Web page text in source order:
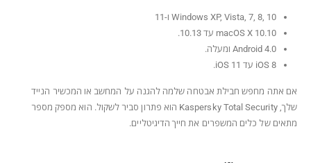
Windows XP, Vista, 7, 8, 10 ו-11
macOS X 10.10 עד 10.13.
Android 4.0 ומעלה.
iOS 8 עד iOS 11.
אם אתה מחפש חבילת אבטחה שלמה להגנה על המחשב או המכשיר הנייד
שלך, Kaspersky Total Security הוא פתרון סביר לשקול. הוא מספק מספר
מתאים של כלים המשפרים את חייך הדיגיטליים.